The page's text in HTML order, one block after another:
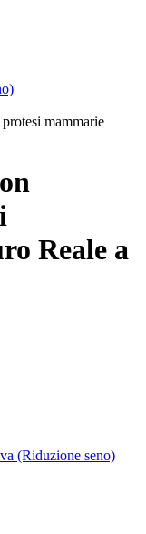
mammarie
Reale a
(Riduzione seno)